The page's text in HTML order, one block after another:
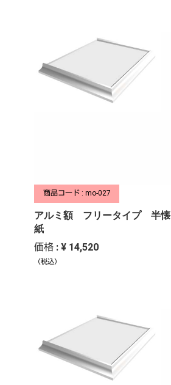
商品コード : mo-027
アルミ額 フリータイプ 半懐
紙
価格 : ¥ 14,520
（税込）